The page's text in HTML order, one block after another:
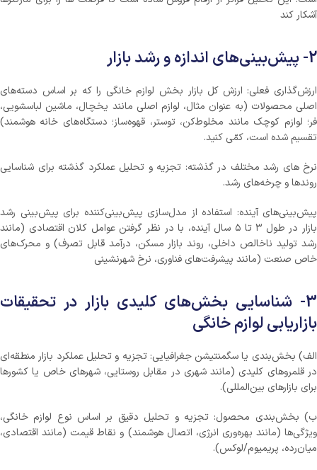
آشکار کند
2- پیش‌بینی‌های اندازه و رشد بازار
ارزش‌گذاری فعلی: ارزش کل بازار بخش لوازم خانگی را که بر اساس دسته‌های
اصلی محصولات (به عنوان مثال، لوازم اصلی مانند یخچال، ماشین لباسشویی،
فر؛ لوازم کوچک مانند مخلوط‌کن، توستر، قهوه‌ساز؛ دستگاه‌های خانه هوشمند)
تقسیم شده است، کمّی کنید.
نرخ های رشد مختلف در گذشته: تجزیه و تحلیل عملکرد گذشته برای شناسایی
روندها و چرخه‌های رشد.
پیش‌بینی‌های آینده: استفاده از مدل‌سازی پیش‌بینی‌کننده برای پیش‌بینی رشد
بازار در طول ۳ تا ۵ سال آینده، با در نظر گرفتن عوامل کلان اقتصادی (مانند
رشد تولید ناخالص داخلی، روند بازار مسکن، درآمد قابل تصرف) و محرک‌های
خاص صنعت (مانند پیشرفت‌های فناوری، نرخ شهرنشینی
3- شناسایی بخش‌های کلیدی بازار در تحقیقات
بازاریابی لوازم خانگی
الف) بخش‌بندی یا سگمنتیشن جغرافیایی: تجزیه و تحلیل عملکرد بازار منطقه‌ای
در قلمروهای کلیدی (مانند شهری در مقابل روستایی، شهرهای خاص یا کشورها
برای بازارهای بین‌المللی).
ب) بخش‌بندی محصول: تجزیه و تحلیل دقیق بر اساس نوع لوازم خانگی،
ویژگی‌ها (مانند بهره‌وری انرژی، اتصال هوشمند) و نقاط قیمت (مانند اقتصادی،
میان‌رده، پریمیوم/لوکس).